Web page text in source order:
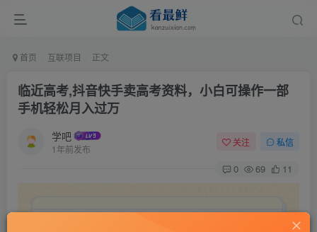
首页 互联项目 正文
临近高考,抖音快手卖高考资料，小白可操作一部
手机轻松月入过万
学吧
1年前发布
关注 私信
0 69 11